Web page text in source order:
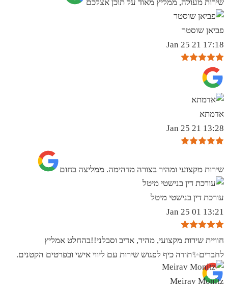
שירות מעולה, ממליץ מאוד על תוכן אצלכם
פביאן שוסטר
17:18 21 Jan 25
אדמתא
13:28 21 Jan 25
שירות מקצועי ומהיר בצורה מדהימה. ממליצה בחום
עורכת דין בנישטי מיטל
13:21 01 Jan 25
חוויית שירות מקצועי, מהיר, אדיב וסבלני!!בהחלט אמליץ
לחברים✨️תודה כיף לפגוש שירות עם ליווי אישי ובפרטים הקטנים.
Meirav Monitz